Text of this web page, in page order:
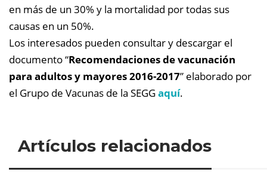
en más de un 30% y la mortalidad por todas sus
causas en un 50%.
Los interesados pueden consultar y descargar el
documento “Recomendaciones de vacunación
para adultos y mayores 2016-2017” elaborado por
el Grupo de Vacunas de la SEGGaquí.
Artículos relacionados